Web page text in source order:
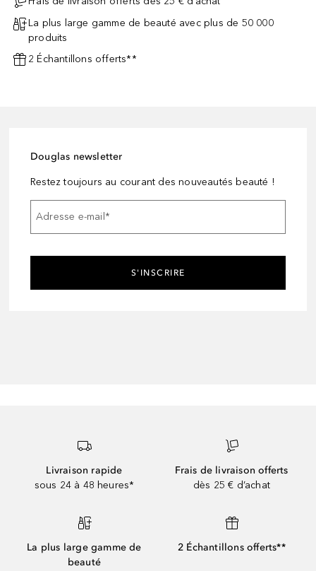
La plus large gamme de beauté avec plus de 50 000
produits
2 Échantillons offerts**
Douglas newsletter
Restez toujours au courant des nouveautés beauté !
Adresse e-mail*
S'INSCRIRE
Livraison rapide
sous 24 à 48 heures*
Frais de livraison offerts
dès 25 € d’achat
La plus large gamme de
beauté
2 Échantillons offerts**